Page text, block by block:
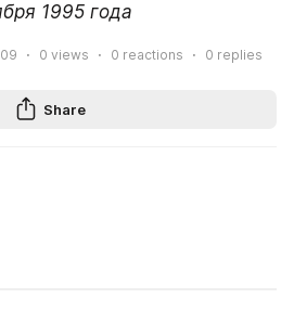
1995 года
0 views 0 reactions 0 replies
Share